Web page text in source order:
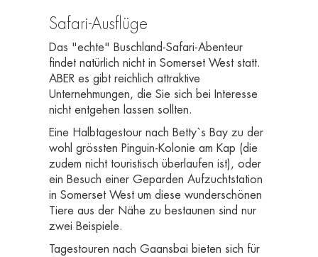
Safari-Ausflüge
Das "echte" Buschland-Safari-Abenteur
findet natürlich nicht in Somerset West statt.
ABER es gibt reichlich attraktive
Unternehmungen, die Sie sich bei Interesse
nicht entgehen lassen sollten.
Eine Halbtagestour nach Betty`s Bay zu der
wohl grössten Pinguin-Kolonie am Kap (die
zudem nicht touristisch überlaufen ist), oder
ein Besuch einer Geparden Aufzuchtstation
in Somerset West um diese wunderschönen
Tiere aus der Nähe zu bestaunen sind nur
zwei Beispiele.
Tagestouren nach Gaansbai bieten sich für